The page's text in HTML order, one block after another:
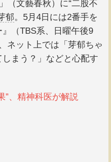
（文藝春秋）に“二股不
郁。5月4日には2番手を
（TBS系、日曜午後9
ネット上では「芽郁ちゃ
まう？」などと心配す
”、精神科医が解説